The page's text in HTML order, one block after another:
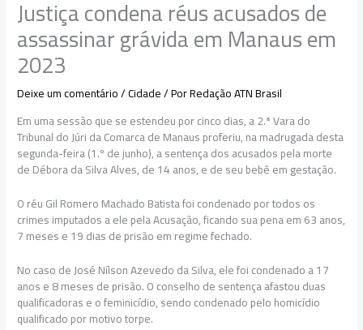
Justiça condena réus acusados de
assassinar grávida em Manaus em
2023
Deixe um comentário/Cidade/ PorRedação ATN Brasil
Em uma sessão que se estendeu por cinco dias, a 2.ª Vara do
Tribunal do Júri da Comarca de Manaus proferiu, na madrugada desta
segunda-feira (1.º de junho), a sentença dos acusados pela morte
de Débora da Silva Alves, de 14 anos, e de seu bebê em gestação.
O réu Gil Romero Machado Batista foi condenado por todos os
crimes imputados a ele pela Acusação, ficando sua pena em 63 anos,
7 meses e 19 dias de prisão em regime fechado.
No caso de José Nílson Azevedo da Silva, ele foi condenado a 17
anos e 8 meses de prisão. O conselho de sentença afastou duas
qualificadoras e o feminicídio, sendo condenado pelo homicídio
qualificado por motivo torpe.